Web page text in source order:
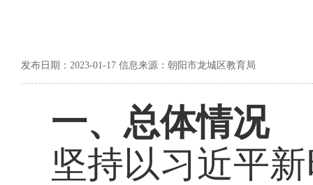
发布日期：2023-01-17 信息来源：朝阳市龙城区教育局
一、总体情况
坚持以习近平